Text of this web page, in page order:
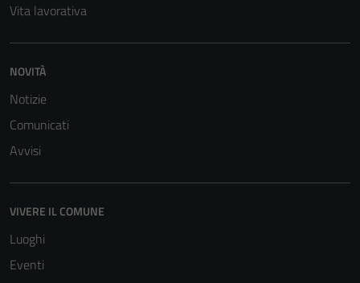
Vita lavorativa
NOVITÀ
Notizie
Comunicati
Avvisi
VIVERE IL COMUNE
Luoghi
Eventi